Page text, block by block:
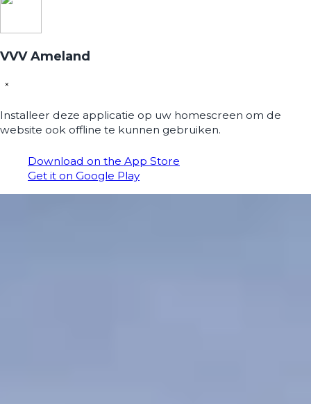
VVV Ameland
×
Installeer deze applicatie op uw homescreen om de
website ook offline te kunnen gebruiken.
Download on the App Store
Get it on Google Play